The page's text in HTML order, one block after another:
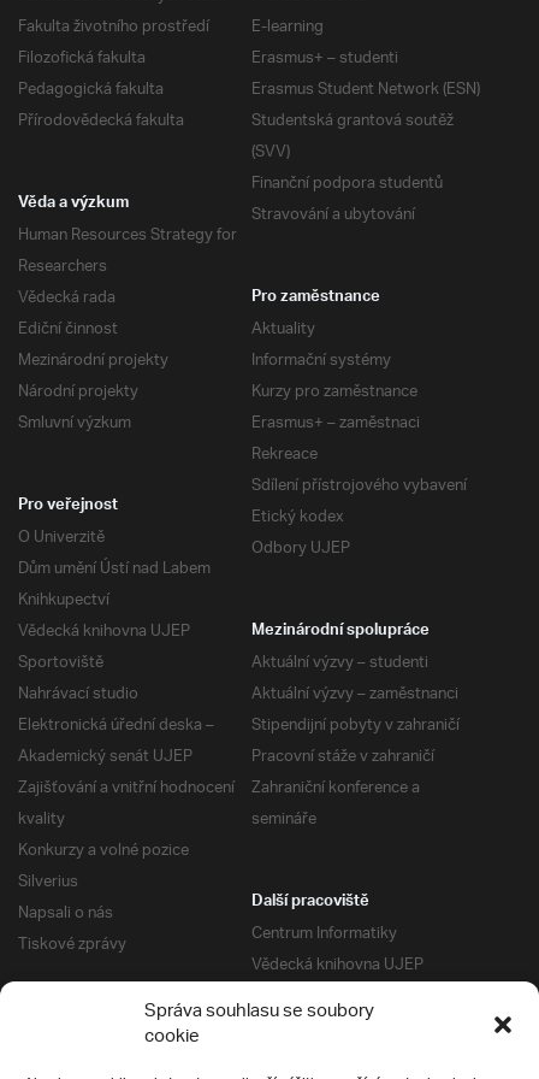
Správa souhlasu se soubory
cookie
Fakulta životního prostředí
Filozofická fakulta
Pedagogická fakulta
Přírodovědecká fakulta
E-learning
Erasmus+ – studenti
Erasmus Student Network (ESN)
Studentská grantová soutěž
(SVV)
Finanční podpora studentů
Stravování a ubytování
Věda a výzkum
Human Resources Strategy for
Researchers
Vědecká rada
Ediční činnost
Mezinárodní projekty
Národní projekty
Smluvní výzkum
Pro zaměstnance
Aktuality
Informační systémy
Kurzy pro zaměstnance
Erasmus+ – zaměstnaci
Rekreace
Sdílení přístrojového vybavení
Etický kodex
Odbory UJEP
Pro veřejnost
O Univerzitě
Dům umění Ústí nad Labem
Knihkupectví
Vědecká knihovna UJEP
Sportoviště
Nahrávací studio
Elektronická úřední deska –
Akademický senát UJEP
Zajišťování a vnitřní hodnocení
kvality
Konkurzy a volné pozice
Silverius
Napsali o nás
Tiskové zprávy
Mezinárodní spolupráce
Aktuální výzvy – studenti
Aktuální výzvy – zaměstnanci
Stipendijní pobyty v zahraničí
Pracovní stáže v zahraničí
Zahraniční konference a
semináře
Další pracoviště
Centrum Informatiky
Vědecká knihovna UJEP
Správa kolejí a menz
Univerzitní centrum podpory